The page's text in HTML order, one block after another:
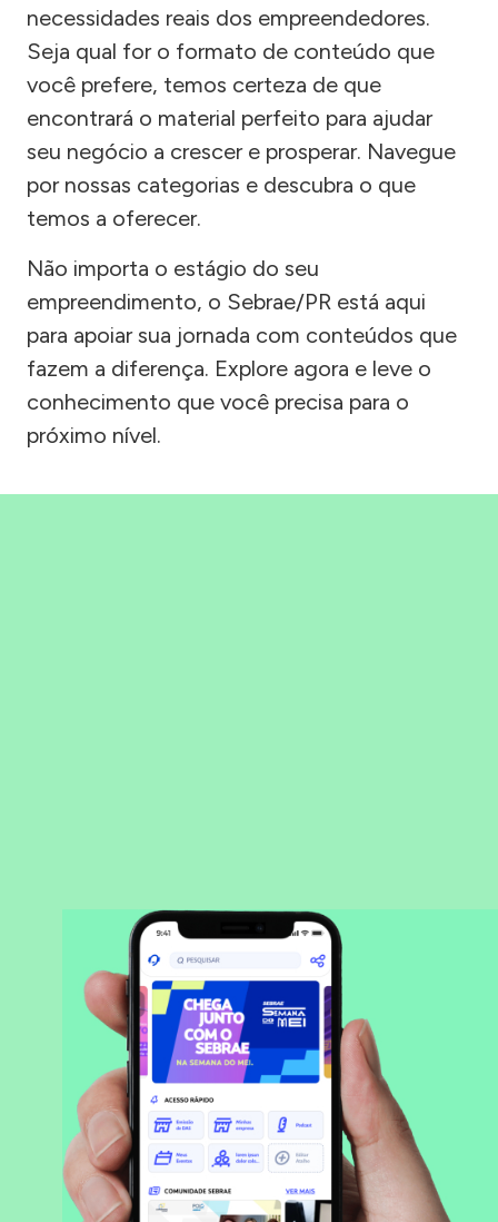
necessidades reais dos empreendedores.
Seja qual for o formato de conteúdo que
você prefere, temos certeza de que
encontrará o material perfeito para ajudar
seu negócio a crescer e prosperar. Navegue
por nossas categorias e descubra o que
temos a oferecer.
Não importa o estágio do seu
empreendimento, o Sebrae/PR está aqui
para apoiar sua jornada com conteúdos que
fazem a diferença. Explore agora e leve o
conhecimento que você precisa para o
próximo nível.